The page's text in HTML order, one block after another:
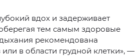
вдох и задерживает
тем самым здоровые
рекомендована
в области грудной клетки», —